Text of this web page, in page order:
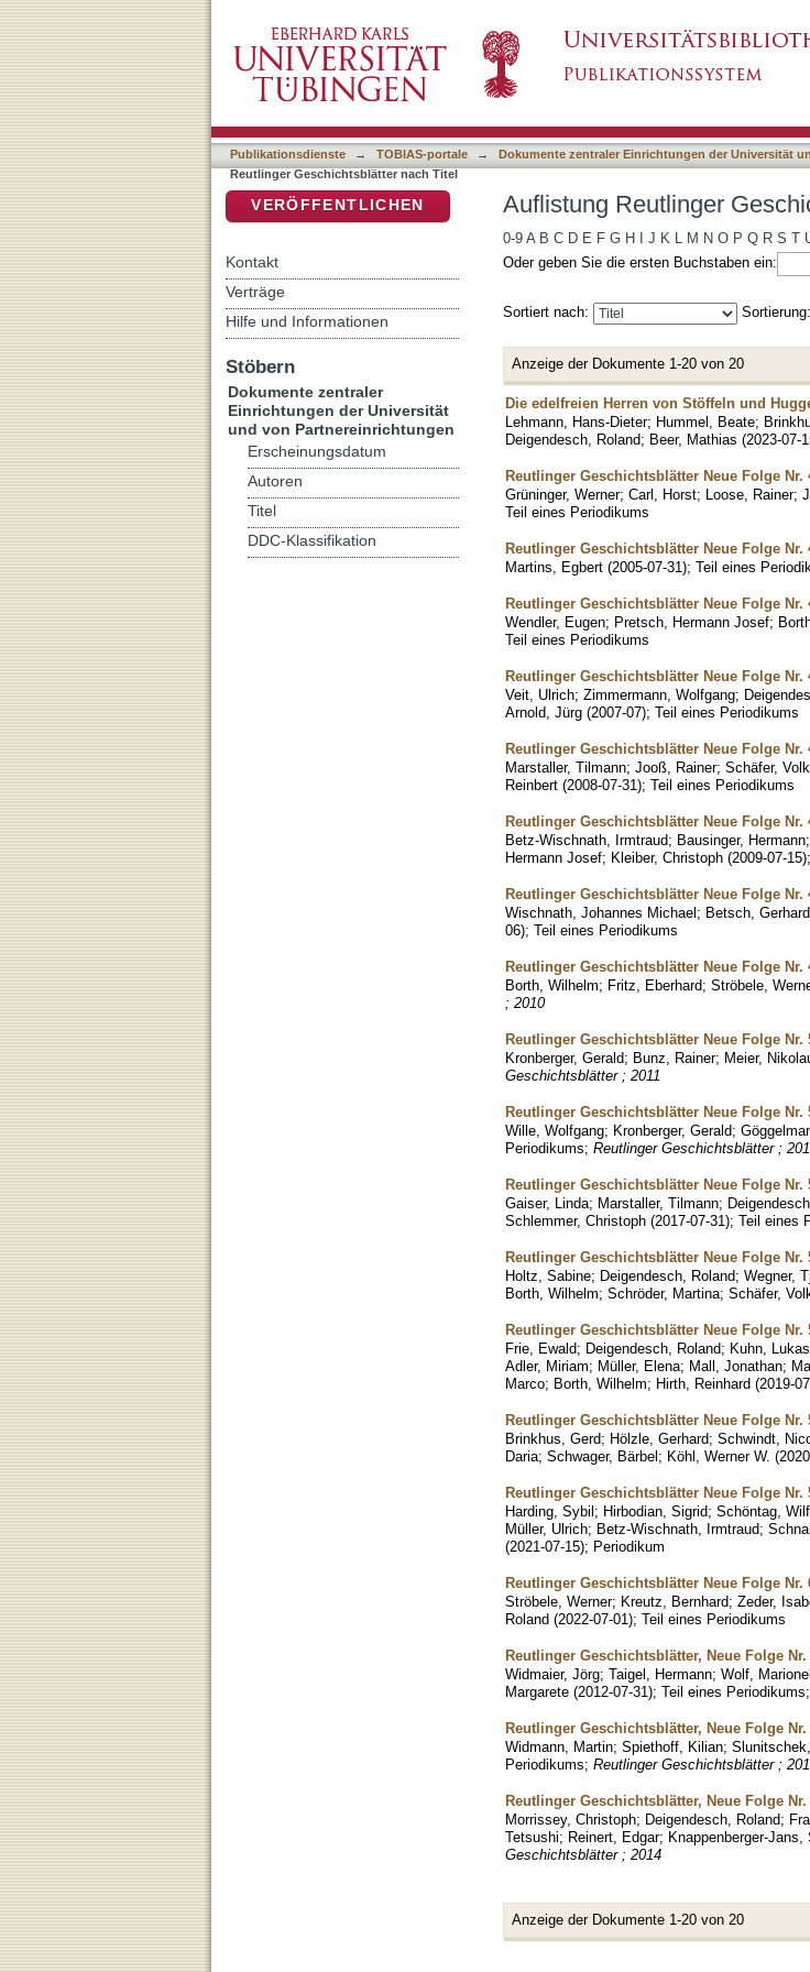
Publikationsdienste → TOBIAS-portale → Dokumente zentraler Einrichtungen der Universität
Reutlinger Geschichtsblätter nach Titel
Auflistung Reutlinger
0-9 A B C D E F G H J K L M N O P Q R S T
Oder geben Sie die ersten Buchstaben ein:
Sortiert nach: Sortierung:
Anzeige der Dokumente 1-20 von 20
Die edelfreien Herren von Stöffeln und
Lehmann, Hans-Dieter; Hummel, Beate;
Deigendesch, Roland; Beer, Mathias (2023-07-
Reutlinger Geschichtsblätter Neue Folge Nr.
Grüninger, Werner; Carl, Horst; Loose, Rainer;
Teil eines Periodikums
Reutlinger Geschichtsblätter Neue Folge Nr.
Martins, Egbert (2005-07-31); Teil eines
Reutlinger Geschichtsblätter Neue Folge Nr.
Wendler, Eugen; Pretsch, Hermann Josef;
Teil eines Periodikums
Reutlinger Geschichtsblätter Neue Folge Nr.
Veit, Ulrich; Zimmermann, Wolfgang;
Arnold, Jürg (2007-07); Teil eines Periodikums
Reutlinger Geschichtsblätter Neue Folge Nr.
Marstaller, Tilmann; Jooß, Rainer; Schäfer,
Reinbert (2008-07-31); Teil eines Periodikums
Reutlinger Geschichtsblätter Neue Folge Nr.
Betz-Wischnath, Irmtraud; Bausinger, Hermann;
Hermann Josef; Kleiber, Christoph (2009-07-15);
Reutlinger Geschichtsblätter Neue Folge Nr.
Wischnath, Johannes Michael; Betsch, Gerhard
06); Teil eines Periodikums
Reutlinger Geschichtsblätter Neue Folge Nr.
Borth, Wilhelm; Fritz, Eberhard; Ströbele,
; 2010
Reutlinger Geschichtsblätter Neue Folge Nr.
Kronberger, Gerald; Bunz, Rainer; Meier,
Geschichtsblätter ; 2011
Reutlinger Geschichtsblätter Neue Folge Nr.
Wille, Wolfgang; Kronberger, Gerald;
Periodikums; Reutlinger Geschichtsblätter ;
Reutlinger Geschichtsblätter Neue Folge Nr.
Gaiser, Linda; Marstaller, Tilmann;
Schlemmer, Christoph (2017-07-31); Teil eines
Reutlinger Geschichtsblätter Neue Folge Nr.
Holtz, Sabine; Deigendesch, Roland; Wegner,
Borth, Wilhelm; Schröder, Martina; Schäfer,
Reutlinger Geschichtsblätter Neue Folge Nr.
Frie, Ewald; Deigendesch, Roland; Kuhn, Lukas
Adler, Miriam; Müller, Elena; Mall, Jonathan;
Marco; Borth, Wilhelm; Hirth, Reinhard (2019-07
Reutlinger Geschichtsblätter Neue Folge Nr.
Brinkhus, Gerd; Hölzle, Gerhard; Schwindt,
Daria; Schwager, Bärbel; Köhl, Werner W. (
Reutlinger Geschichtsblätter Neue Folge Nr.
Harding, Sybil; Hirbodian, Sigrid; Schöntag,
Müller, Ulrich; Betz-Wischnath, Irmtraud;
(2021-07-15); Periodikum
Reutlinger Geschichtsblätter Neue Folge Nr.
Ströbele, Werner; Kreutz, Bernhard; Zeder,
Roland (2022-07-01); Teil eines Periodikums
Reutlinger Geschichtsblätter, Neue Folge Nr.
Widmaier, Jörg; Taigel, Hermann; Wolf,
Margarete (2012-07-31); Teil eines Periodikums;
Reutlinger Geschichtsblätter, Neue Folge Nr.
Widmann, Martin; Spiethoff, Kilian;
Periodikums; Reutlinger Geschichtsblätter ;
Reutlinger Geschichtsblätter, Neue Folge Nr.
Morrissey, Christoph; Deigendesch, Roland;
Tetsushi; Reinert, Edgar; Knappenberger-Jans,
Geschichtsblätter ; 2014
Anzeige der Dokumente 1-20 von 20
VERÖFFENTLICHEN
Kontakt
Verträge
Hilfe und Informationen
Stöbern
Dokumente zentraler
Einrichtungen der Universität
und von Partnereinrichtungen
Erscheinungsdatum
Autoren
Titel
DDC-Klassifikation